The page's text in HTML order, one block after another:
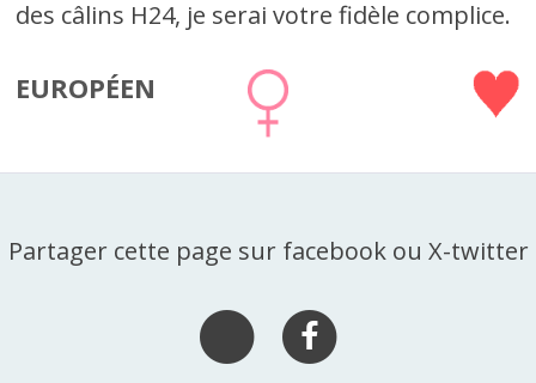
des câlins H24, je serai votre fidèle complice.
EUROPÉEN
Partager cette page sur facebook ou X-twitter